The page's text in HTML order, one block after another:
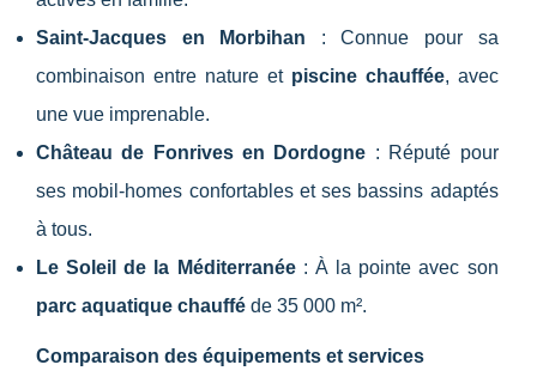
Saint-Jacques en Morbihan : Connue pour sa
combinaison entre nature et piscine chauffée, avec
une vue imprenable.
Château de Fonrives en Dordogne : Réputé pour
ses mobil-homes confortables et ses bassins adaptés
à tous.
Le Soleil de la Méditerranée: À la pointe avec son
parc aquatique chauffé de 35 000 m².
Comparaison des équipements et services